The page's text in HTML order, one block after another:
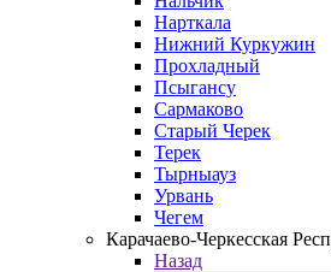
Нарткала
Нижний Куркужин
Прохладный
Псыгансу
Сармаково
Старый Черек
Терек
Тырныауз
Урвань
Чегем
Карачаево-Черкесская
Назад